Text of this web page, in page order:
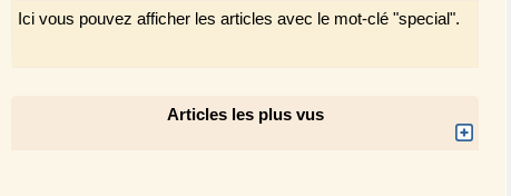
Ici vous pouvez afficher les articles avec le mot-clé "special".
Articles les plus vus